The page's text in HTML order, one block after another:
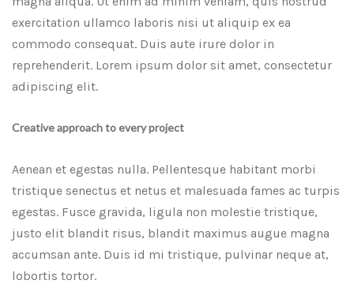
exercitation ullamco laboris nisi ut aliquip ex ea
commodo consequat. Duis aute irure dolor in
reprehenderit. Lorem ipsum dolor sit amet, consectetur
adipiscing elit.
Creative approach to every project
Aenean et egestas nulla. Pellentesque habitant morbi
tristique senectus et netus et malesuada fames ac turpis
egestas. Fusce gravida, ligula non molestie tristique,
justo elit blandit risus, blandit maximus augue magna
accumsan ante. Duis id mi tristique, pulvinar neque at,
lobortis tortor.